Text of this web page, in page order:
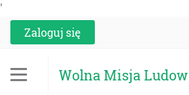
'
Zaloguj się
Wolna Misja